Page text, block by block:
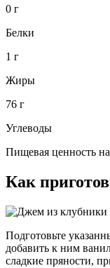
0 г
Белки
1 г
Жиры
76 г
Углеводы
Пищевая ценность на
Как
Подготовьте
добавить к ним
сладкие пряности,